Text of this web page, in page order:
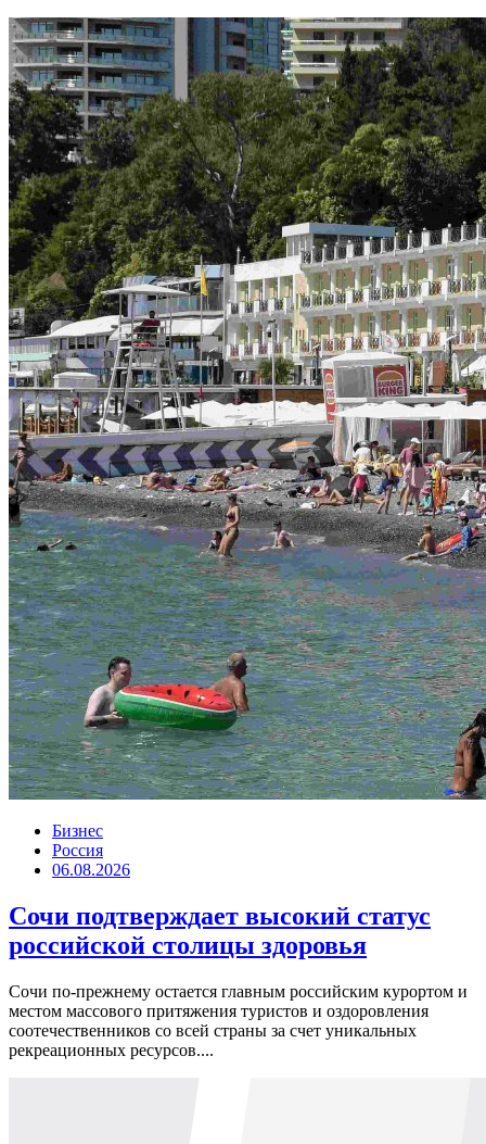
Бизнес
Россия
06.08.2026
Сочи подтверждает высокий статус
российской столицы здоровья
Сочи по-прежнему остается главным российским курортом и
местом массового притяжения туристов и оздоровления
соотечественников со всей страны за счет уникальных
рекреационных ресурсов....